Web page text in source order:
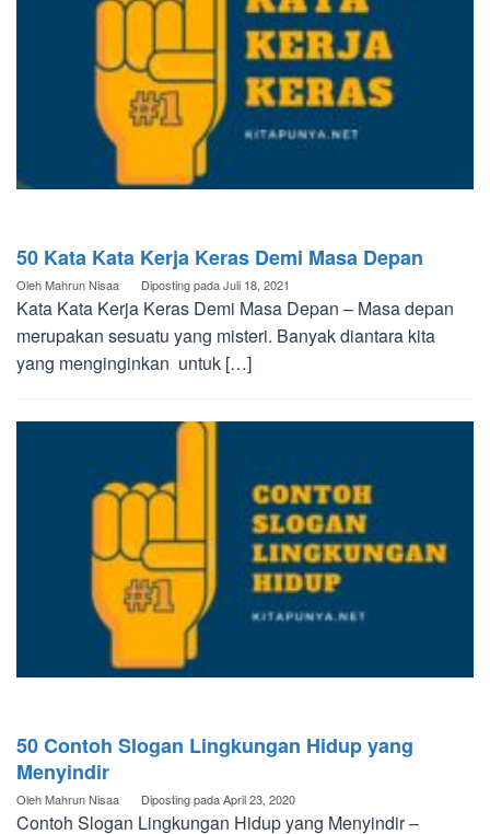
50 Kata Kata Kerja Keras Demi Masa Depan
OlehMahrun Nisaa Diposting padaJuli 18, 2021
Kata Kata Kerja Keras Demi Masa Depan – Masa depan
merupakan sesuatu yang misteri. Banyak diantara kita
yang menginginkan untuk […]
50 Contoh Slogan Lingkungan Hidup yang
Menyindir
OlehMahrun Nisaa Diposting padaApril 23, 2020
Contoh Slogan Lingkungan Hidup yang Menyindir –